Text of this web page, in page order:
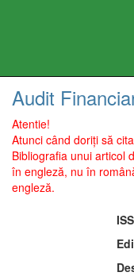
Audit
Atentie!
Atunci când doriți să
Bibliografia unui articol
în engleză, nu în
engleză.